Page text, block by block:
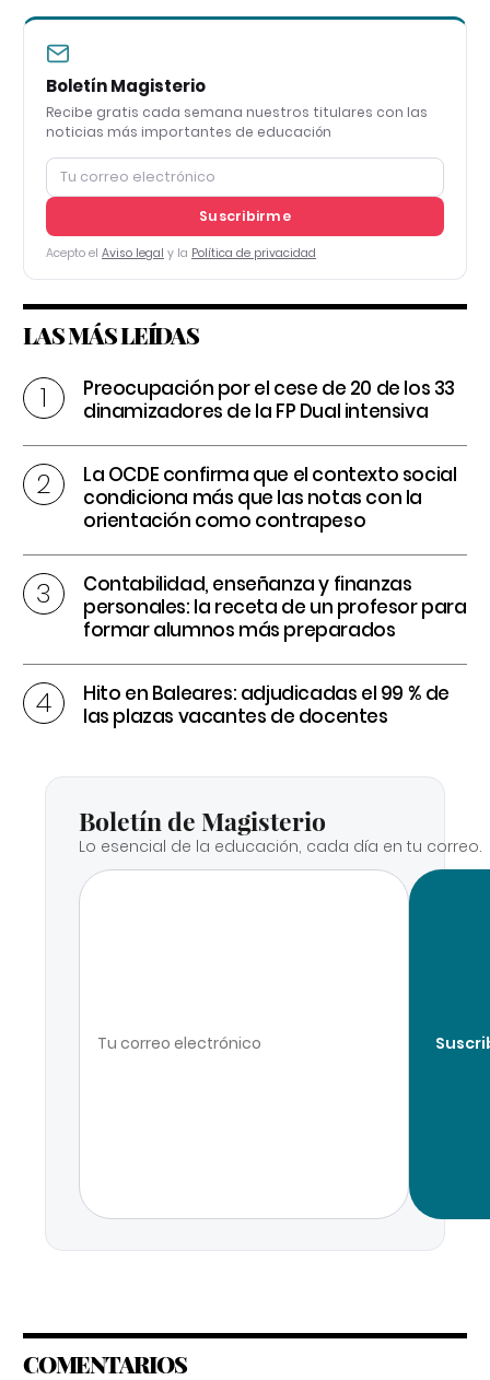
Boletín Magisterio
Recibe gratis cada semana nuestros titulares con las
noticias más importantes de educación
Suscribirme
Acepto el Aviso legal y la Política de privacidad
LAS MÁS LEÍDAS
Preocupación por el cese de 20 de los 33
dinamizadores de la FP Dual intensiva
La OCDE confirma que el contexto social
condiciona más que las notas con la
orientación como contrapeso
Contabilidad, enseñanza y finanzas
personales: la receta de un profesor para
formar alumnos más preparados
Hito en Baleares: adjudicadas el 99 % de
las plazas vacantes de docentes
Boletín de Magisterio
Lo esencial de la educación, cada día en tu correo.
COMENTARIOS